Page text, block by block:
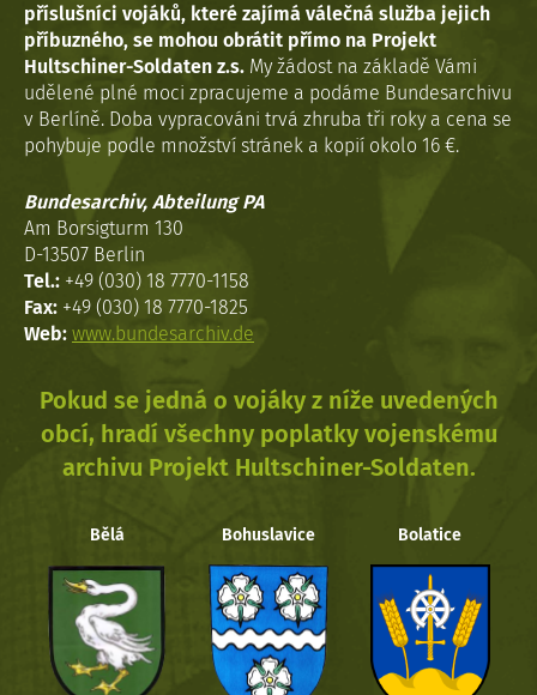
příslušníci vojáků, které zajímá válečná služba jejich
příbuzného, se mohou obrátit přímo na Projekt
Hultschiner-Soldaten z.s. My žádost na základě Vámi
udělené plné moci zpracujeme a podáme Bundesarchivu
v Berlíně. Doba vypracováni trvá zhruba tři roky a cena se
pohybuje podle množství stránek a kopií okolo 16 €.
Bundesarchiv, Abteilung PA
Am Borsigturm 130
D-13507 Berlin
Tel.: +49 (030) 18 7770-1158
Fax: +49 (030) 18 7770-1825
Web: www.bundesarchiv.de
Pokud se jedná o vojáky z níže uvedených
obcí, hradí všechny poplatky vojenskému
archivu Projekt Hultschiner-Soldaten.
Bělá Bohuslavice Bolatice